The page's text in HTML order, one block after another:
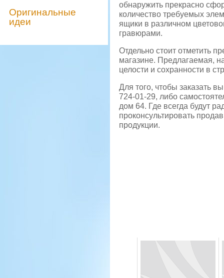
Оригинальные
идеи
обнаружить прекрасно
количество требуемых
ящики в различном
гравюрами.
Отдельно стоит отметить
магазине. Предлагаемая,
целости и сохранности в
Для того, чтобы заказать
724-01-29, либо
дом 64. Где всегда будут
проконсультировать
продукции.